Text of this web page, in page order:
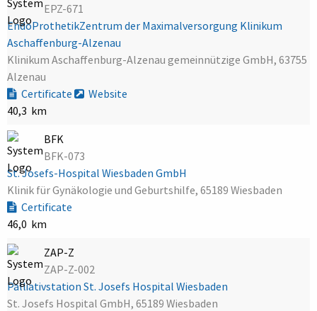
EPZ-671
EndoProthetikZentrum der Maximalversorgung Klinikum
Aschaffenburg-Alzenau
Klinikum Aschaffenburg-Alzenau gemeinnützige GmbH, 63755
Alzenau
Certificate
Website
40,3 km
BFK
BFK-073
St. Josefs-Hospital Wiesbaden GmbH
Klinik für Gynäkologie und Geburtshilfe, 65189 Wiesbaden
Certificate
46,0 km
ZAP-Z
ZAP-Z-002
Palliativstation St. Josefs Hospital Wiesbaden
St. Josefs Hospital GmbH, 65189 Wiesbaden